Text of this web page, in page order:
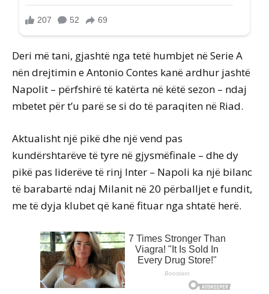
Deri më tani, gjashtë nga tetë humbjet në Serie A
nën drejtimin e Antonio Contes kanë ardhur jashtë
Napolit – përfshirë të katërta në këtë sezon – ndaj
mbetet për t’u parë se si do të paraqiten në Riad.
Aktualisht një pikë dhe një vend pas
kundërshtarëve të tyre në gjysmëfinale – dhe dy
pikë pas liderëve të rinj Inter – Napoli ka një bilanc
të barabartë ndaj Milanit në 20 përballjet e fundit,
me të dyja klubet që kanë fituar nga shtatë herë.